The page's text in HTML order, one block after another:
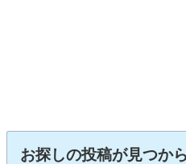
お探しの投稿が見つか